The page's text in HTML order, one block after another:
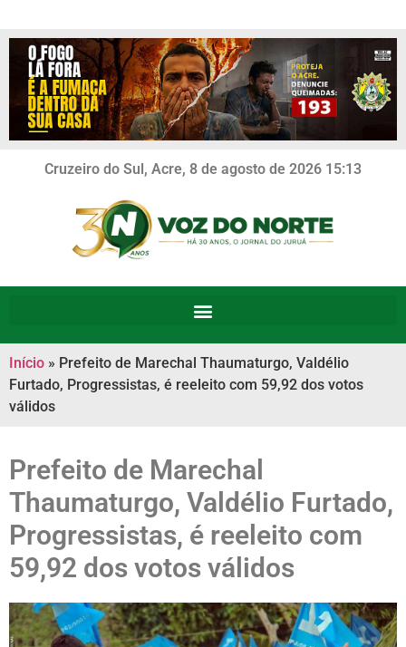
Cruzeiro do Sul, Acre, 8 de agosto de 2026 15:13
Início » Prefeito de Marechal Thaumaturgo, Valdélio
Furtado, Progressistas, é reeleito com 59,92 dos votos
válidos
Prefeito de Marechal
Thaumaturgo, Valdélio Furtado,
Progressistas, é reeleito com
59,92 dos votos válidos